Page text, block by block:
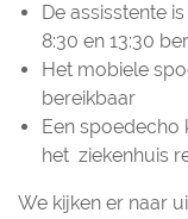
De assisstente
8:30 en 13:30
Het mobiele
bereikbaar
Een spoedecho
het ziekenhuis
We kijken er naar